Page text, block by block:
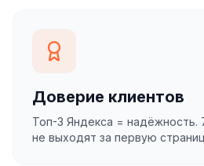
Доверие клиентов
Топ-3 Яндекса = надёжность.
не выходят за первую